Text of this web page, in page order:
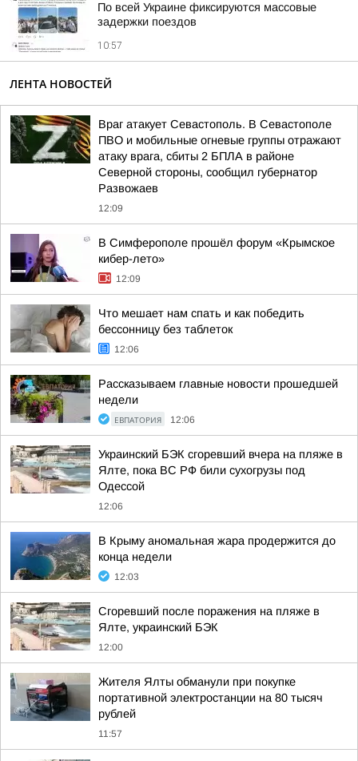
По всей Украине фиксируются массовые
задержки поездов
10:57
ЛЕНТА НОВОСТЕЙ
Враг атакует Севастополь. В Севастополе
ПВО и мобильные огневые группы отражают
атаку врага, сбиты 2 БПЛА в районе
Северной стороны, сообщил губернатор
Развожаев
12:09
В Симферополе прошёл форум «Крымское
кибер-лето»
12:09
Что мешает нам спать и как победить
бессонницу без таблеток
12:06
Рассказываем главные новости прошедшей
недели
ЕВПАТОРИЯ 12:06
Украинский БЭК сгоревший вчера на пляже в
Ялте, пока ВС РФ били сухогрузы под
Одессой
12:06
В Крыму аномальная жара продержится до
конца недели
12:03
Сгоревший после поражения на пляже в
Ялте, украинский БЭК
12:00
Жителя Ялты обманули при покупке
портативной электростанции на 80 тысяч
рублей
11:57